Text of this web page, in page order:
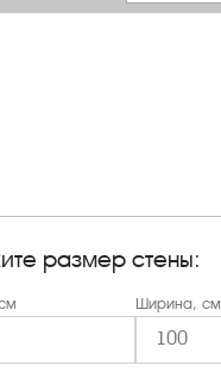
размер стены:
Ширина, см